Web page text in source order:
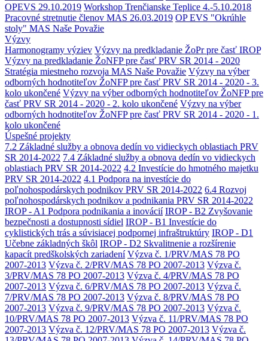
OPEVS 29.10.2019 Workshop Trenčianske Teplice 4.-5.10.2018
Pracovné stretnutie členov MAS 26.03.2019 OP EVS "Okrúhle
stoly" MAS Naše Považie
Výzvy
Harmonogramy výziev Výzvy na predkladanie ŽoPr pre časť IROP
Výzvy na predkladanie ŽoNFP pre časť PRV SR 2014 - 2020
Stratégia miestneho rozvoja MAS Naše Považie Výzvy na výber
odborných hodnotiteľov ŽoNFP pre časť PRV SR 2014 - 2020 - 3.
kolo ukončené Výzvy na výber odborných hodnotiteľov ŽoNFP pre
časť PRV SR 2014 - 2020 - 2. kolo ukončené Výzvy na výber
odborných hodnotiteľov ŽoNFP pre časť PRV SR 2014 - 2020 - 1.
kolo ukončené
Úspešné projekty
7.2 Základné služby a obnova dedín vo vidieckych oblastiach PRV
SR 2014-2022 7.4 Základné služby a obnova dedín vo vidieckych
oblastiach PRV SR 2014-2022 4.2 Investície do hmotného majetku
PRV SR 2014-2022 4.1 Podpora na investície do
poľnohospodárskych podnikov PRV SR 2014-2022 6.4 Rozvoj
poľnohospodárskych podnikov a podnikania PRV SR 2014-2022
IROP - A1 Podpora podnikania a inovácií IROP - B2 Zvyšovanie
bezpečnosti a dostupnosti sídiel IROP - B1 Investície do
cyklistických trás a súvisiacej podpornej infraštruktúry IROP - D1
Učebne základných škôl IROP - D2 Skvalitnenie a rozšírenie
kapacít predškolských zariadení Výzva č. 1/PRV/MAS 78 PO
2007-2013 Výzva č. 2/PRV/MAS 78 PO 2007-2013 Výzva č.
3/PRV/MAS 78 PO 2007-2013 Výzva č. 4/PRV/MAS 78 PO
2007-2013 Výzva č. 6/PRV/MAS 78 PO 2007-2013 Výzva č.
7/PRV/MAS 78 PO 2007-2013 Výzva č. 8/PRV/MAS 78 PO
2007-2013 Výzva č. 9/PRV/MAS 78 PO 2007-2013 Výzva č.
10/PRV/MAS 78 PO 2007-2013 Výzva č. 11/PRV/MAS 78 PO
2007-2013 Výzva č. 12/PRV/MAS 78 PO 2007-2013 Výzva č.